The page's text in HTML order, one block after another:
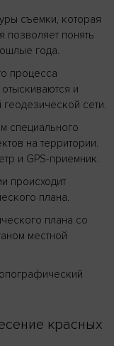
съемки, которая
понять
года.
процесса
и
сети.
специального
на территории.
и GPS-приемник.
происходит
плана.
плана со
местной
красных